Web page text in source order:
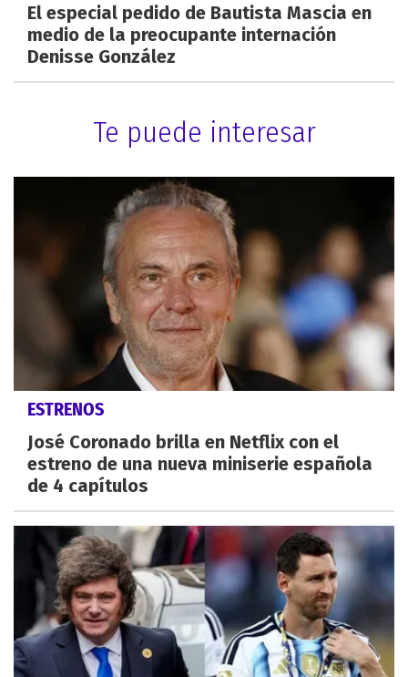
El especial pedido de Bautista Mascia en
medio de la preocupante internación
Denisse González
Te puede interesar
ESTRENOS
José Coronado brilla en Netflix con el
estreno de una nueva miniserie española
de 4 capítulos